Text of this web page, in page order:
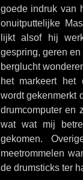
goede indruk van
onuitputtelijke
lijkt alsof hij
gespring, geren
berglucht
het markeert het
wordt gekenmerkt
drumcomputer en
wat wat mij
gekomen.
meetrommelen
de drumsticks ter